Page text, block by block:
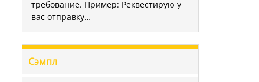
требование. Пример: Реквестирую у
вас отправку…
Сэмпл